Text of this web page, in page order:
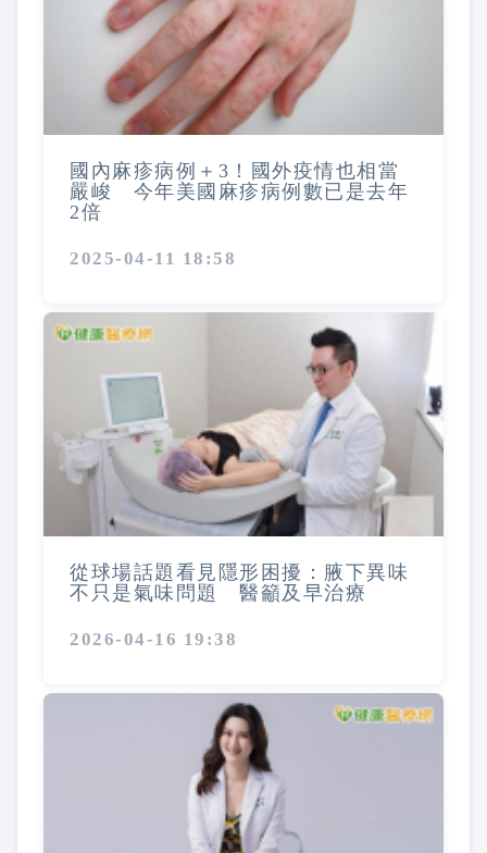
國內麻疹病例＋3！國外疫情也相當
嚴峻 今年美國麻疹病例數已是去年
2倍
2025-04-11 18:58
從球場話題看見隱形困擾：腋下異味
不只是氣味問題 醫籲及早治療
2026-04-16 19:38